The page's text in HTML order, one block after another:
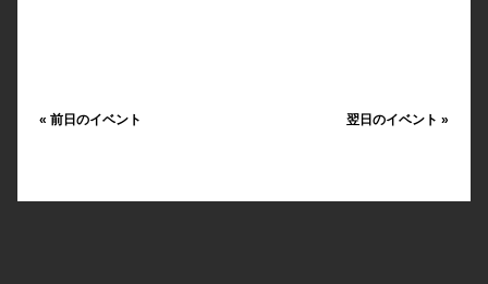
« 前日のイベント 翌日のイベント»